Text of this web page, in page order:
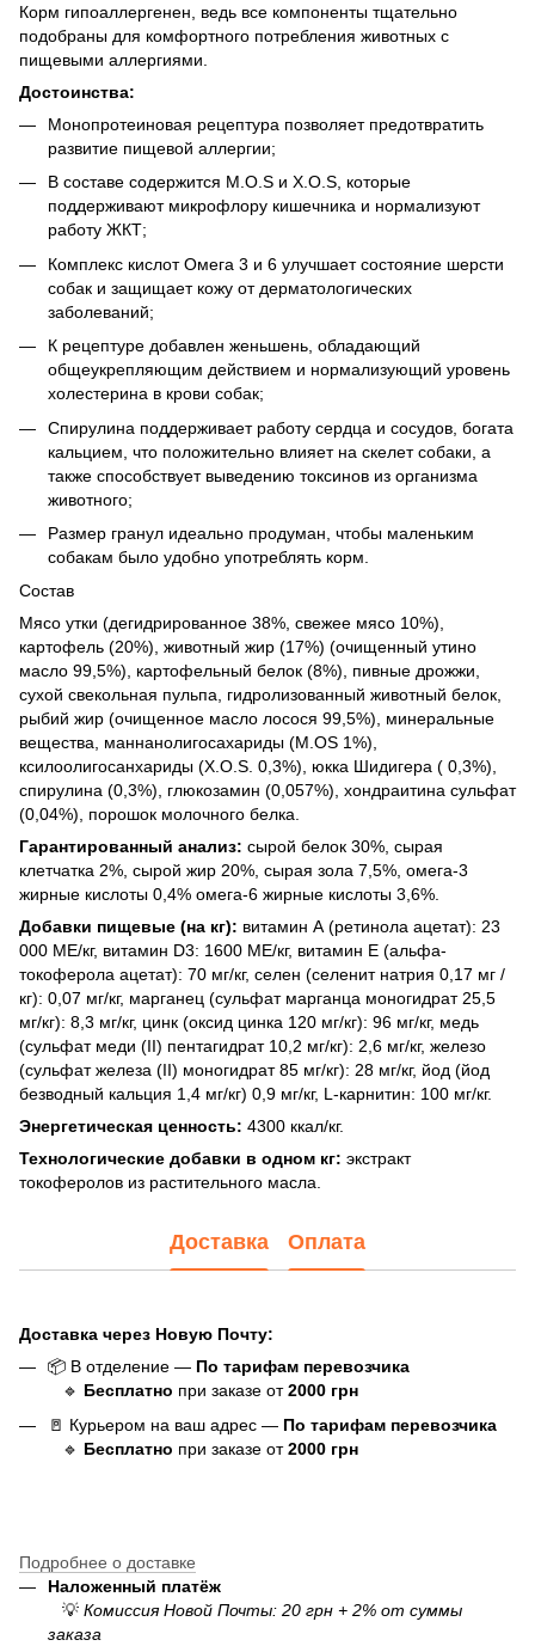
Корм гипоаллергенен, ведь все компоненты тщательно
подобраны для комфортного потребления животных с
пищевыми аллергиями.
Достоинства:
Монопротеиновая рецептура позволяет предотвратить
развитие пищевой аллергии;
В составе содержится М.О.S и Х.О.S, которые
поддерживают микрофлору кишечника и нормализуют
работу ЖКТ;
Комплекс кислот Омега 3 и 6 улучшает состояние шерсти
собак и защищает кожу от дерматологических
заболеваний;
К рецептуре добавлен женьшень, обладающий
общеукрепляющим действием и нормализующий уровень
холестерина в крови собак;
Спирулина поддерживает работу сердца и сосудов, богата
кальцием, что положительно влияет на скелет собаки, а
также способствует выведению токсинов из организма
животного;
Размер гранул идеально продуман, чтобы маленьким
собакам было удобно употреблять корм.
Состав
Мясо утки (дегидрированное 38%, свежее мясо 10%),
картофель (20%), животный жир (17%) (очищенный утино
масло 99,5%), картофельный белок (8%), пивные дрожжи,
сухой свекольная пульпа, гидролизованный животный белок,
рыбий жир (очищенное масло лосося 99,5%), минеральные
вещества, маннанолигосахариды (М.OS 1%),
ксилоолигосанхариды (Х.О.S. 0,3%), юкка Шидигера ( 0,3%),
спирулина (0,3%), глюкозамин (0,057%), хондраитина сульфат
(0,04%), порошок молочного белка.
Гарантированный анализ: сырой белок 30%, сырая
клетчатка 2%, сырой жир 20%, сырая зола 7,5%, омега-3
жирные кислоты 0,4% омега-6 жирные кислоты 3,6%.
Добавки пищевые (на кг): витамин А (ретинола ацетат): 23
000 МЕ/кг, витамин D3: 1600 МЕ/кг, витамин Е (альфа-
токоферола ацетат): 70 мг/кг, селен (селенит натрия 0,17 мг /
кг): 0,07 мг/кг, марганец (сульфат марганца моногидрат 25,5
мг/кг): 8,3 мг/кг, цинк (оксид цинка 120 мг/кг): 96 мг/кг, медь
(сульфат меди (II) пентагидрат 10,2 мг/кг): 2,6 мг/кг, железо
(сульфат железа (II) моногидрат 85 мг/кг): 28 мг/кг, йод (йод
безводный кальция 1,4 мг/кг) 0,9 мг/кг, L-карнитин: 100 мг/кг.
Энергетическая ценность: 4300 ккал/кг.
Технологические добавки в одном кг: экстракт
токоферолов из растительного масла.
Доставка Оплата
Доставка через Новую Почту:
📦 В отделение — По тарифам перевозчика
🔹 Бесплатно при заказе от2000 грн
🚪 Курьером на ваш адрес — По тарифам перевозчика
🔹 Бесплатно при заказе от2000 грн
Подробнее о доставке
Наложенный платёж
💡 Комиссия Новой Почты: 20 грн + 2% от суммы
заказа